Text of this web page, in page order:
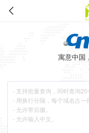
寓意中国